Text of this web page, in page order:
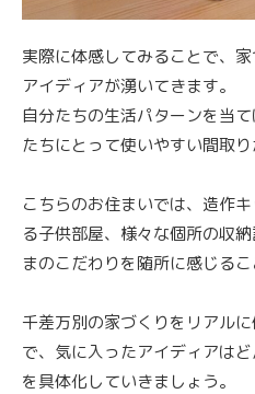
実際に体感してみることで、
アイディアが湧いてきます。
自分たちの生活パターンを当
たちにとって使いやすい間取
こちらのお住まいでは、造作
る子供部屋、様々な個所の収
まのこだわりを随所に感じるこ
千差万別の家づくりをリアル
で、気に入ったアイディアは
を具体化していきましょう。